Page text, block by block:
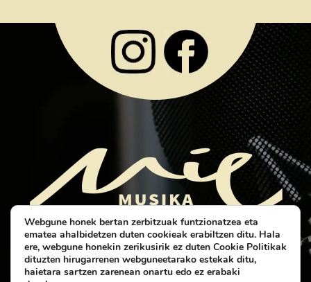
Webgune honek bertan zerbitzuak funtzionatzea eta
ematea ahalbidetzen duten cookieak erabiltzen ditu. Hala
ere, webgune honekin zerikusirik ez duten Cookie Politikak
dituzten hirugarrenen webguneetarako estekak ditu,
haietara sartzen zarenean onartu edo ez erabaki